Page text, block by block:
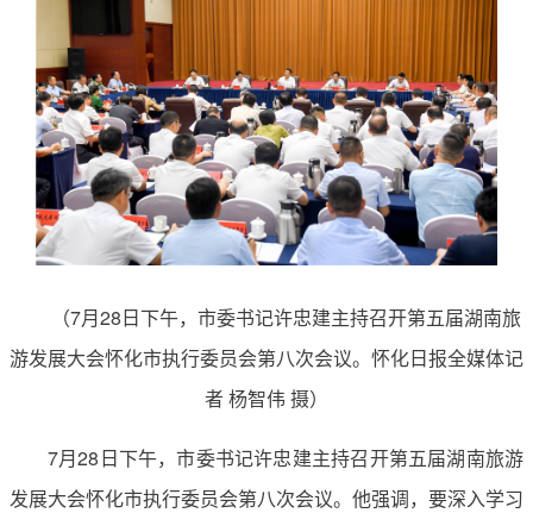
（7月28日下午，市委书记许忠建主持召开第五届湖南旅
游发展大会怀化市执行委员会第八次会议。怀化日报全媒体记
者 杨智伟 摄）
7月28日下午，市委书记许忠建主持召开第五届湖南旅游
发展大会怀化市执行委员会第八次会议。他强调，要深入学习